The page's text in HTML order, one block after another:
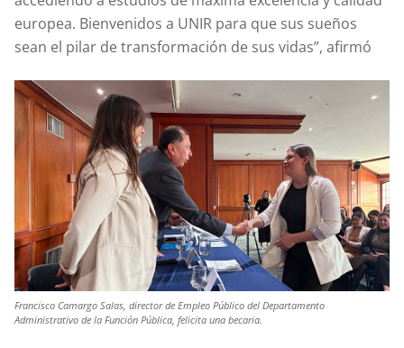
europea. Bienvenidos a UNIR para que sus sueños
sean el pilar de transformación de sus vidas”, afirmó
Francisco Camargo Salas, director de Empleo Público del Departamento
Administrativo de la Función Pública, felicita una becaria.